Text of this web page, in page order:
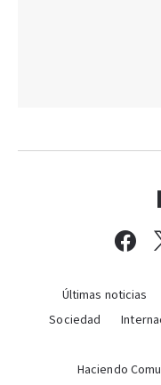
Últimas noticias
Sociedad
Haciendo